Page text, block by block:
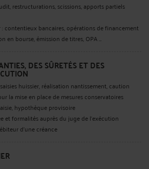
restructurations, scissions, apports partiels
contentieux bancaires, opérations de financement
en bourse, émission de titres, OPA …
DES SÛRETÉS ET DES
huissier, réalisation nantissement, caution
la mise en place de mesures conservatoires
hypothèque provisoire
et formalités auprès du juge de l'exécution
d’une créance